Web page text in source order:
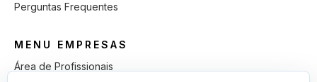
Perguntas Frequentes
MENU EMPRESAS
Área de Profissionais